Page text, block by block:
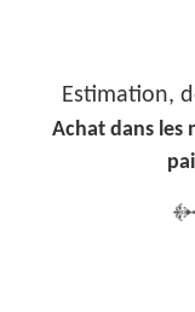
Estimation,
Achat dans les